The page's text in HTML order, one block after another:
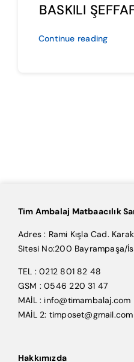
BASKILI
Continue reading
Tim Ambalaj Matbaacılık
Adres : Rami Kışla Cad.
Sitesi No:200 Bayrampaşa/
TEL : 0212 801 82 48
GSM : 0546 220 31 47
MAİL : info@timambalaj.com
MAİL 2: timposet@gmail.com
Hakkımızda